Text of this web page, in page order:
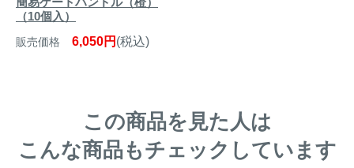
（10個入）
販売価格 6,050円 (税込)
この商品を見た人は
こんな商品もチェックしています